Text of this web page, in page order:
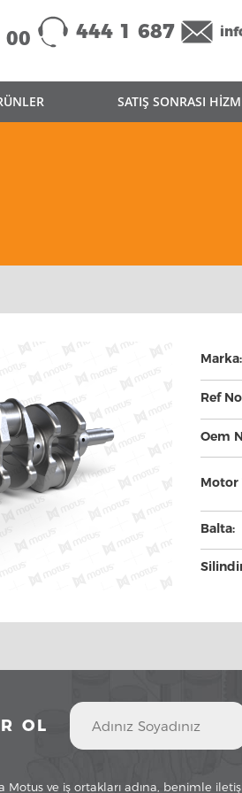
00 444 1 687
SATIŞ SONRASI
Marka:
Ref
Oem
Motor
Balta:
OL
Motus ve iş ortakları adına, benimle